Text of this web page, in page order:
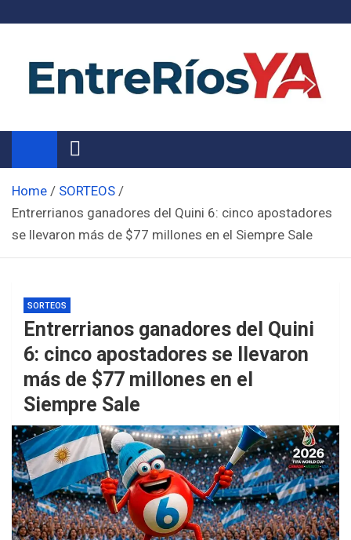
Noticias de Entre Ríos
Información de toda la provincia ahora
Home
SORTEOS
Entrerrianos ganadores del Quini 6: cinco apostadores
se llevaron más de $77 millones en el Siempre Sale
SORTEOS
Entrerrianos ganadores del Quini
6: cinco apostadores se llevaron
más de $77 millones en el
Siempre Sale